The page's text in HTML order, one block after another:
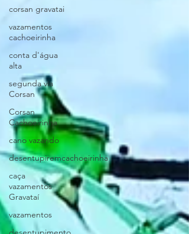
corsan gravatai
vazamentos
cachoeirinha
conta d'água
alta
segunda via
Corsan
Corsan
Cachoeirinha
cano vazando
desentupiremcachoeirinha
caça
vazamentos
Gravataí
vazamentos